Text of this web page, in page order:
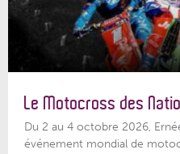
Le Motocross des
Du 2 au 4 octobre 2026,
événement mondial de